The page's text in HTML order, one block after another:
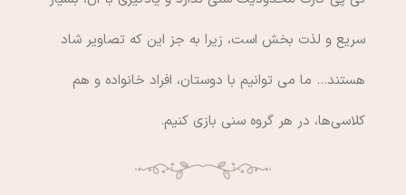
سریع و لذت بخش است، زیرا به جز این که تصاویر شاد
هستند… ما می توانیم با دوستان، افراد خانواده و هم
کلاسی‌ها، در هر گروه سنی بازی کنیم.